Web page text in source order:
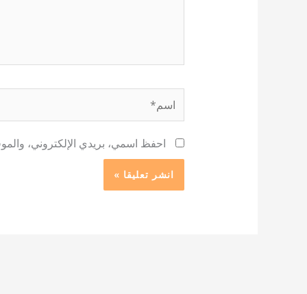
اسم*
احفظ اسمي، بريدي الإلكتروني،